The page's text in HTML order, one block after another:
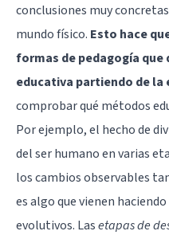
conclusiones muy
mundo físico. Esto hace
formas de pedagogía que
educativa partiendo de la
comprobar qué métodos
Por ejemplo, el hecho de
del ser humano en varias
los cambios observables
es algo que vienen
evolutivos. Lasetapas de